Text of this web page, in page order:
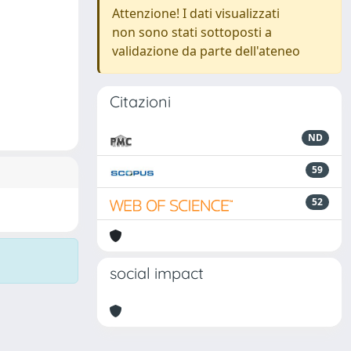
Attenzione! I dati visualizzati
non sono stati sottoposti a
validazione da parte dell'ateneo
Citazioni
ND
59
52
social impact